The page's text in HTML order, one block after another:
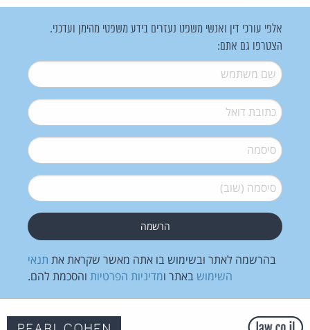
אלפי עורכי דין ואנשי משפט נעזרים בידע משפטי מהימן ועדכני.
הצטרפו גם אתם:
שם משתמש*
דואל*
סיסמה*
סיסמה (שוב)*
בהרשמה לאתר ובשימוש בו אתה מאשר שקראת את תנאי
השימוש באתר ומדיניות הפרטיות והסכמת להם.